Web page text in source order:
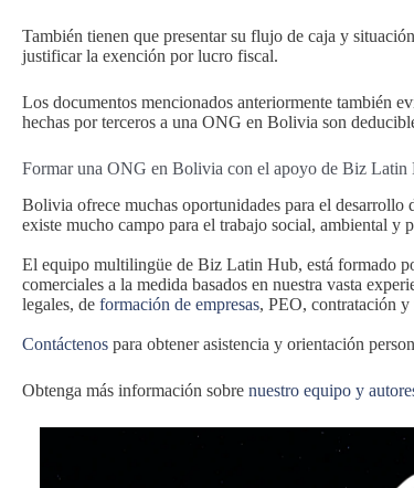
También tienen que presentar su flujo de caja y
justificar la exención por lucro fiscal.
Los documentos mencionados anteriormente también
hechas por terceros a una ONG en Bolivia son
Formar una ONG en Bolivia con el apoyo de Biz Latin
Bolivia ofrece muchas oportunidades para el
existe mucho campo para el trabajo social, ambiental y
El equipo multilingüe de Biz Latin Hub, está formado
comerciales a la medida basados en nuestra vasta
legales, de formación de empresas, PEO, contratación y
Contáctenos para obtener asistencia y orientación
Obtenga más información sobre nuestro equipo y